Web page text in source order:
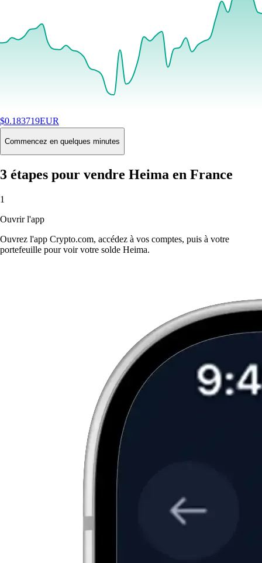
$0.183719EUR
+2.81%24H
Buy
Commencez en quelques minutes
3 étapes pour vendre Heima en France
1
Ouvrir l'app
Ouvrez l'app Crypto.com, accédez à vos comptes, puis à votre
portefeuille pour voir votre solde Heima.